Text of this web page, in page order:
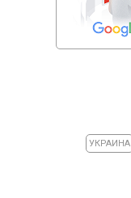
УКРАИНА